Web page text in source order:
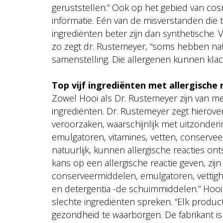
geruststellen.” Ook op het gebied van
informatie. Eén van de misverstanden
ingrediënten beter zijn dan synthetische.
zo zegt dr. Rustemeyer, “soms hebben
samenstelling. Die allergenen kunnen
Top vijf ingrediënten met allergische
Zowel Hooi als Dr. Rustemeyer zijn van
ingrediënten. Dr. Rustemeyer zegt
veroorzaken, waarschijnlijk met
emulgatoren, vitamines, vetten,
natuurlijk, kunnen allergische reacties
kans op een allergische reactie geven,
conserveermiddelen, emulgatoren,
en detergentia -de schuimmiddelen.”
slechte ingrediënten spreken. “Elk
gezondheid te waarborgen. De fabrikant